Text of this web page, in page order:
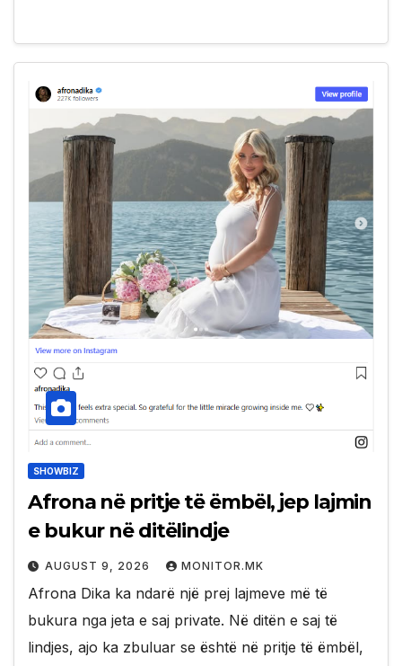
SHOWBIZ
Afrona në pritje të ëmbël, jep lajmin
e bukur në ditëlindje
AUGUST 9, 2026 MONITOR.MK
Afrona Dika ka ndarë një prej lajmeve më të
bukura nga jeta e saj private. Në ditën e saj të
lindjes, ajo ka zbuluar se është në pritje të ëmbël,